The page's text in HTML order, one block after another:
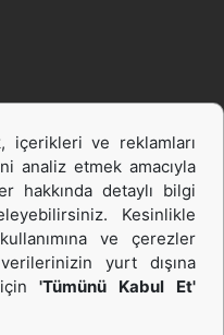
içerikleri ve reklamları
analiz etmek amacıyla
hakkında detaylı bilgi
Kesinlikle
ve çerezler
yurt dışına
için'Tümünü Kabul Et'